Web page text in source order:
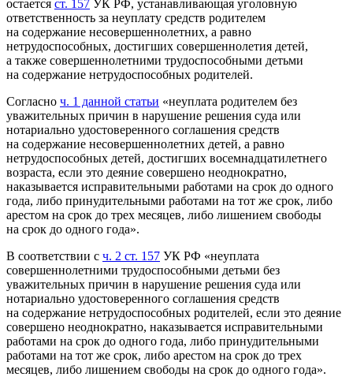
остается ст. 157 УК РФ, устанавливающая уголовную
ответственность за неуплату средств родителем
на содержание несовершеннолетних, а равно
нетрудоспособных, достигших совершеннолетия детей,
а также совершеннолетними трудоспособными детьми
на содержание нетрудоспособных родителей.
Согласно ч. 1 данной статьи «неуплата родителем без
уважительных причин в нарушение решения суда или
нотариально удостоверенного соглашения средств
на содержание несовершеннолетних детей, а равно
нетрудоспособных детей, достигших восемнадцатилетнего
возраста, если это деяние совершено неоднократно,
наказывается исправительными работами на срок до одного
года, либо принудительными работами на тот же срок, либо
арестом на срок до трех месяцев, либо лишением свободы
на срок до одного года».
В соответствии с ч. 2 ст. 157 УК РФ «неуплата
совершеннолетними трудоспособными детьми без
уважительных причин в нарушение решения суда или
нотариально удостоверенного соглашения средств
на содержание нетрудоспособных родителей, если это деяние
совершено неоднократно, наказывается исправительными
работами на срок до одного года, либо принудительными
работами на тот же срок, либо арестом на срок до трех
месяцев, либо лишением свободы на срок до одного года».